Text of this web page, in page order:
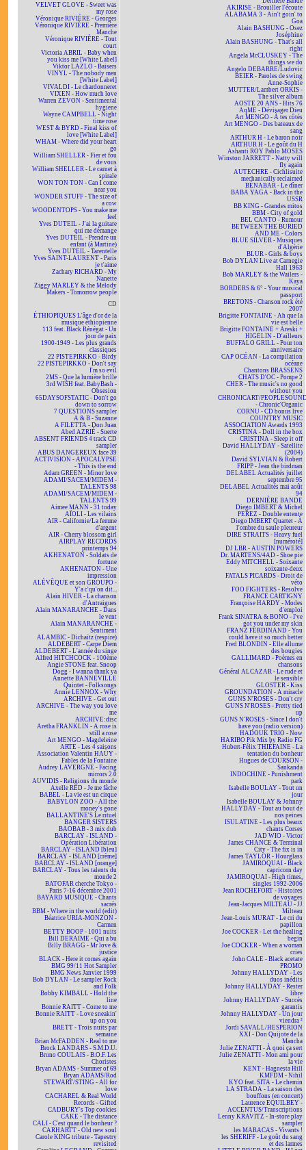
VELVET GLOVE - Sweet was
my rose
Véronique RIVIÈRE - Georges
Véronique RIVIÈRE - Première
Manche
Véronique RIVIÈRE - Tout
court
Victoria ABRIL - Baby when
you kiss me [White Label]
Viktor LAZLO - Baisers
VINYL - The nobody men
[White Label]
VIVALDI - Le chardonneret
VIXEN - How much love
Warren ZEVON - Sentimental
hygiene
Wayne CAMPBELL - Night
time rose
WEST & BYRD - Final kiss of
love [White Label]
WHAM - Where did your heart
go
William SHELLER - Fier et fou
de vous
William SHELLER - Le carnet à
spirale
WON TON TON - Can I come
near you
WONDER STUFF - The size of
a cow
WOODENTOPS - You make me
feel
Yves DUTEIL - J'ai la guitare
qui me démange
Yves DUTEIL - Prendre un
enfant (à Martine)
Yves DUTEIL - Tarentelle
Yves SAINT-LAURENT - Paris
je t'aime
Zachary RICHARD - My
Nanette
Ziggy MARLEY & the Melody
Makers - Tomorrow people
CD
ÉTHIOPIQUES L'âge d'or de la
musique éthiopienne
113 feat. Black Rénégat - Un
jour de paix
1900-1949 - Les plus grands
classiques
22 PISTEPIRKKO - Birdy
22 PISTEPIRKKO - Don't say
I'm so evil
2MS - Que la lumière brille
3rd WISH feat. BabyBash -
Obsesion
65DAYSOFSTATIC - Don't go
down to sorrow
7 QUESTIONS sampler
A & B - Suzanne
A FILETTA - Don Juan
Abed AZRIÉ - Suerte
ABSENT FRIENDS 4 track CD
sampler
ABUS DANGEREUX face 39
ACTIVISION - APOCALYPSE
- This is the end
Adam GREEN - Minor love
ADAMI/SACEM/MIDEM -
TALENTS 98
ADAMI/SACEM/MIDEM -
TALENTS 99
Aimee MANN - 31 today
AÏOLI - Les vilains
AIR - Californie/La femme
d'argent
AIR - Cherry blossom girl
AIRPLAY RECORDS
printemps 94
AKHENATON - Soldats de
fortune
AKHENATON - Une
impression
ALÉVÊQUE et son GROUPO -
Y'a c'qu'on dit...
Alain HIVER - La chanson
d'Antraigues
Alain MANARANCHE - Dans
le vent
Alain MANARANCHE -
Sentiment
ALAMBIC - Dichaïtz (respire)
ALDEBERT - Carpe Diem
ALDEBERT - L'année du singe
Alfred HITCHCOCK - 100ème
Angie STONE feat. Snoop
Dogg - I wanna thank ya
Annette BANNEVILLE
Quintet - Folksongs
Annie LENNOX - Why
ARCHIVE - Get out
ARCHIVE - The way you love
me
ARCHIVE:disc
Aretha FRANKLIN - A rose is
still a rose
Art MENGO - Magdeleine
ARTE - Les 4 saisons
Association Valentin HAÜY -
Fables de la Fontaine
Audrey LAVERGNE - Facing
mirrors 2.0
AUVIDIS - Religions du monde
Axelle RED - Je me fâche
BABEL - La vie est un cirque
BABYLON ZOO - All the
money's gone
BALLANTINE'S Le rituel
BANGER SISTERS
BAOBAB - 3 mix dub
BARCLAY - ISLAND -
Opération Libération
BARCLAY - ISLAND [bleu]
BARCLAY - ISLAND [crème]
BARCLAY - ISLAND [orange]
BARCLAY - Tous les talents du
monde 2
BATOFAR cherche Tokyo -
Paris 7-16 décembre 2001
BAYARD MUSIQUE - Chants
sacrés
BBM - Where in the world (edit)
Béatrice URIA-MONZON -
Carmen
BETTY BOOP - 1001 nuits
Bill DERAIME - Qui a bu
Billy BRAGG - Mr love &
justice
BLACK - Here it comes again
BMG 99/11 Hot Sampler
BMG News Janvier 1999
Bob DYLAN - Le sampler Rock
and Folk
Bobby KIMBALL - Hold the
line
Bonnie RAITT - Come to me
Bonnie RAITT - Love sneakin'
up on you
BRETT - Trois nuits par
semaine
Brian McFADDEN - Real to me
Brock LANDARS - S.M.D.U.
Bruno COULAIS - B.O.F. Les
Choristes
Bryan ADAMS - Summer of 69
Bryan ADAMS/Rod
STEWART/STING - All for
love
CACHAREL & Real World
Records - Gifted
CADBURY's Top cookies
CAKE - The distance
CALI - C'est quand le bonheur ?
CARHARTT - Old new soul
Carole KING tribute - Tapestry
revisited
AKIRISE - Brouiller l'écoute
ALABAMA 3 - Ain't goin' to
Goa
Alain BASHUNG - Osez
Joséphine
Alain BASHUNG - That's all
right
Angela McCLUSKEY - The
things we do
Angelo DEBARRE/Ludovic
BEIER - Paroles de swing
Anne-Sophie
MUTTER/Lambert ORKIS -
The silver album
AOSTE 20 ANS - Hits 76
AqME - Dévisager Dieu
Art MENGO - À tes côtés
Art MENGO - Des bateaux de
sang
ARTHUR H - Le baron noir
ARTHUR H - Le goût du H
Ashanti ROY Pablo MOSES
Winston JARRETT - Natty will
fly again
AUTECHRE - Cichlisuite
mechanically reclaimed
BÉNABAR - Le dîner
BABA YAGA - Back in the
USSR
BB KING - Grandes mitos
BBM - City of gold
BEL CANTO - Rumour
BETWEEN THE BURIED
AND ME - Colors
BLUE SILVER - Musiques
d'Algérie
BLUR - Girls & boys
Bob DYLAN Live at Carnegie
Hall 1963
Bob MARLEY & the Wailers -
Kaya
BORDERS & 6° - Your musical
passport
BRETONS - Chanson rock été
2007
Brigitte FONTAINE - Ah que la
vie est belle
Brigitte FONTAINE + Areski +
HIGELIN - D'ailleurs
BUFFALO GRILL - Pour ton
anniversaire
CAP OCÉAN - La compilation
océane
Chantons BRASSENS
CHATS D'OC - Pompe 2
CHER - The music's no good
without you
CHRONICART/
- Chronic'Organic
CORNU - CD bonus live
COUNTRY MUSIC
ASSOCIATION Awards 1993
CRISTINA - Doll in the box
CRISTINA - Sleep it off
David HALLYDAY - Satellite
(2004)
David SYLVIAN & Robert
FRIPP - Jean the birdman
DELABEL Actualités juillet
septembre 95
DELABEL Actualités mai août
94
DERNIÈRE BANDE
Diego IMBERT & Michel
PEREZ - Double entente
Diego IMBERT Quartet - À
l'ombre du saule pleureur
DIRE STRAITS - Heavy fuel
[numéroté]
DJ LBR - AUSTIN POWERS
Dr. MARTENS/4AD - Shoe pie
Eddy MITCHELL - Soixante
soixante-deux
FATALS PICARDS - Droit de
véto
FOO FIGHTERS - Resolve
FRANCE CARTIGNY
Françoise HARDY - Modes
d'emploi
Frank SINATRA & BONO - I've
got you under my skin
FRANZ FERDINAND - You
could have it so much better
Fred BLONDIN - Elle allume
des bougies
GALLIMARD - Poèmes en
chansons
Général ALCAZAR - Le rude et
le sensible
GLOSTER - Kiss
GROUNDATION - A miracle
GUNS N'ROSES - Don't cry
GUNS N'ROSES - Pretty tied
up
GUNS N'ROSES - Since I don't
have you (radio version)
HADOUK TRIO - Now
HARIBO Pik Mix by Radio FG
Hubert-Félix THIÉFAINE - La
tentation du bonheur
Hugues de COURSON -
Sankanda
INDOCHINE - Punishment
park
Isabelle BOULAY - Tout un
jour
Isabelle BOULAY & Johnny
HALLYDAY - Tout au bout de
nos peines
ISULATINE - Les plus beaux
chants Corses
JAD WIO - Victor
James CHANCE & Terminal
City - The fix is in
James TAYLOR - Hourglass
JAMIROQUAI - Black
capricorn day
JAMIROQUAI - High times,
singles 1992-2006
Jean ROCHEFORT - Histoires
de voyages
Jean-Jacques MILTEAU - JJ
Milteau
Jean-Louis MURAT - Le cri du
papillon
Joe COCKER - Let the healing
begin
Joe COCKER - When a woman
cries
John CALE - Black acetate
PROMO
Johnny HALLYDAY - Les
duos inédits
Johnny HALLYDAY - Rester
libre
Johnny HALLYDAY - Succès
garantis
Johnny HALLYDAY - Un jour
viendra ²
Jordi SAVALL/HESPERION
XXI - Don Quijote de la
Mancha
Julie ZENATTI - À quoi ça sert
Julie ZENATTI - Mon ami pour
la vie
KENT - Hagnesta Hill
KMFDM - Nihil
KYO feat. SITA - Le chemin
LA STRADA - La saison des
bouffons (en concert)
Laurence EQUILBEY -
ACCENTUS/Transcriptions
Lenny KRAVITZ - In-store play
sampler
les MARACAS - Vivants !
les SHERIFF - Le goût du sang
et des larmes